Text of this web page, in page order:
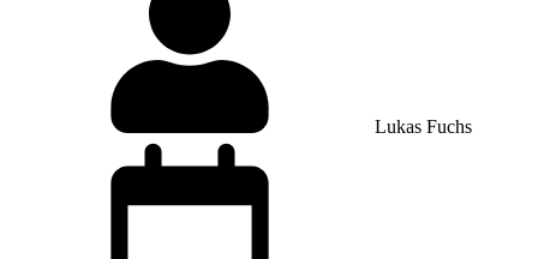
Lukas Fuchs